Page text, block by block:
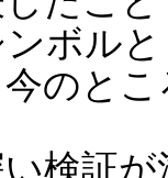
ボル
のと
検証が